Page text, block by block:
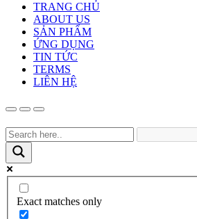
TRANG CHỦ
ABOUT US
SẢN PHẨM
ỨNG DỤNG
TIN TỨC
TERMS
LIÊN HỆ
Exact matches only